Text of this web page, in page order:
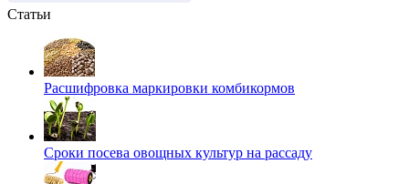
Статьи
Расшифровка маркировки комбикормов
Сроки посева овощных культур на рассаду